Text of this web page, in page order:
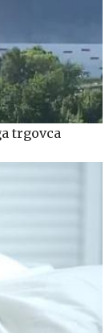
trgovca